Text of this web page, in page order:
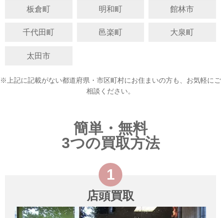
板倉町 明和町 館林市
千代田町 邑楽町 大泉町
太田市
※上記に記載がない都道府県・市区町村にお住まいの方も、お気軽にご
相談ください。
簡単・無料
3つの買取方法
店頭買取